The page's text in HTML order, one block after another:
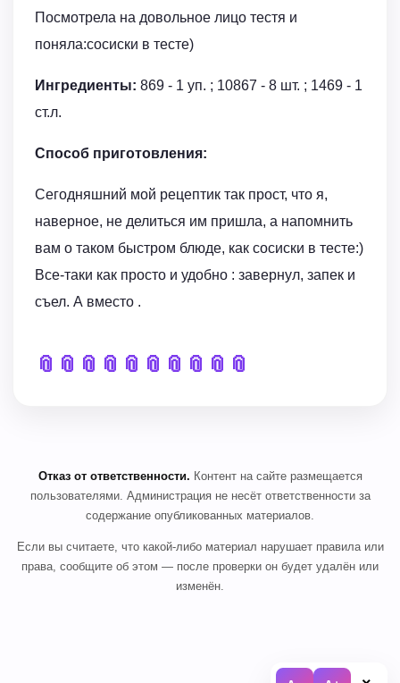
Посмотрела на довольное лицо тестя и
поняла:сосиски в тесте)
Ингредиенты: 869 - 1 уп. ; 10867 - 8 шт. ; 1469 - 1
ст.л.
Способ приготовления:
Сегодняшний мой рецептик так прост, что я,
наверное, не делиться им пришла, а напомнить
вам о таком быстром блюде, как сосиски в тесте:)
Все-таки как просто и удобно : завернул, запек и
съел. А вместо .
📎 📎 📎 📎 📎 📎 📎 📎 📎 📎
Отказ от ответственности. Контент на сайте размещается
пользователями. Администрация не несёт ответственности за
содержание опубликованных материалов.
Если вы считаете, что какой-либо материал нарушает правила или
права, сообщите об этом — после проверки он будет удалён или
изменён.